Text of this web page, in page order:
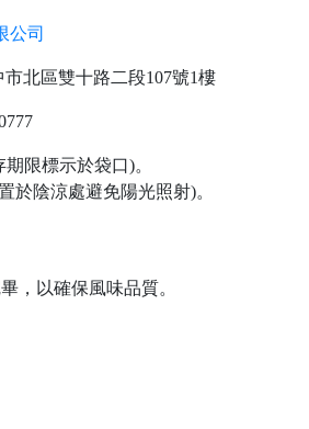
公司
北區雙十路二段107號1樓
限標示於袋口)。
於陰涼處避免陽光照射)。
，以確保風味品質。